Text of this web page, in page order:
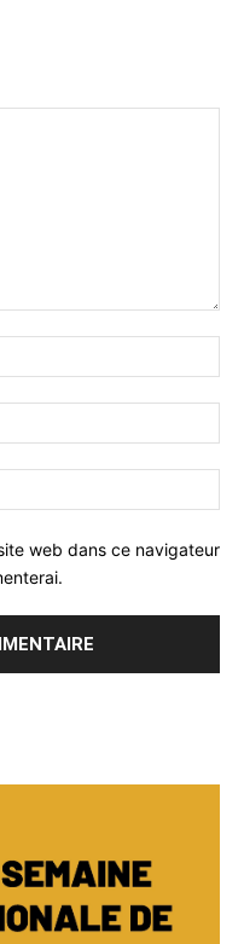
:*
:*
:
web dans ce navigateur